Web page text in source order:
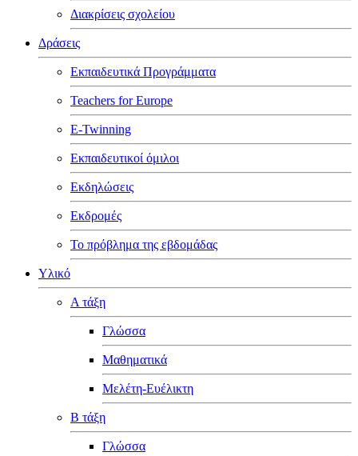
Διακρίσεις σχολείου
Δράσεις
Εκπαιδευτικά Προγράμματα
Teachers for Europe
E-Twinning
Εκπαιδευτικοί όμιλοι
Εκδηλώσεις
Εκδρομές
Το πρόβλημα της εβδομάδας
Υλικό
Α τάξη
Γλώσσα
Μαθηματικά
Μελέτη-Ευέλικτη
Β τάξη
Γλώσσα